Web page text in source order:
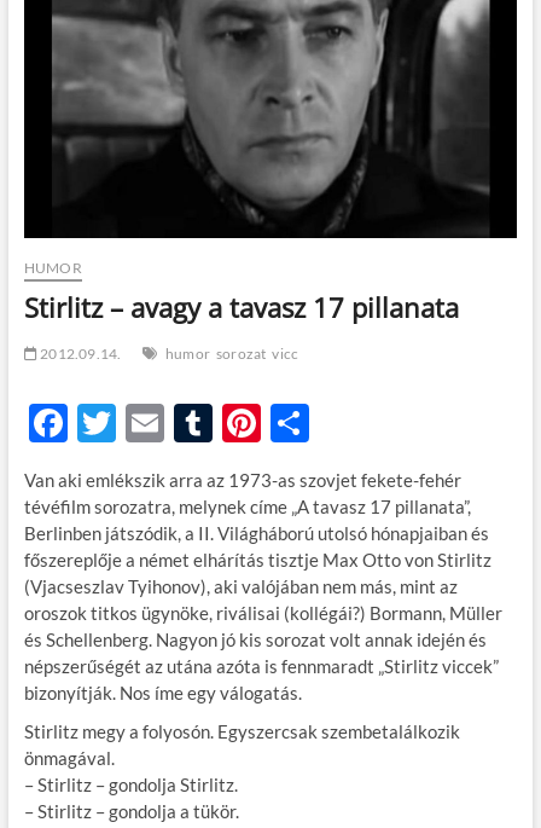
o
HUMOR
Stirlitz – avagy a tavasz 17 pillanata
2012.09.14. humor sorozat vicc
F
e
b
o
o
k
T
itt
er
E
ail
T
m
bl
r
Pi
er
es
t
O
za
m
e
g
Van aki emlékszik arra az 1973-as szovjet fekete-fehér
tévéfilm sorozatra, melynek címe „A tavasz 17 pillanata”,
Berlinben játszódik, a II. Világháború utolsó hónapjaiban és
főszereplője a német elhárítás tisztje Max Otto von Stirlitz
(Vjacseszlav Tyihonov), aki valójában nem más, mint az
oroszok titkos ügynöke, riválisai (kollégái?) Bormann, Müller
és Schellenberg. Nagyon jó kis sorozat volt annak idején és
népszerűségét az utána azóta is fennmaradt „Stirlitz viccek”
bizonyítják. Nos íme egy válogatás.
Stirlitz megy a folyosón. Egyszercsak szembetalálkozik
önmagával.
– Stirlitz – gondolja Stirlitz.
– Stirlitz – gondolja a tükör.